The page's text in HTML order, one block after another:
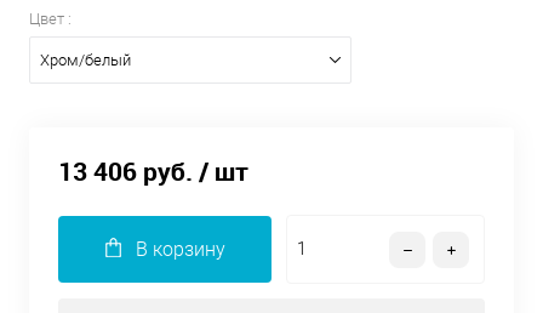
Цвет :
Хром/белый
13 406 руб. / шт
В корзину